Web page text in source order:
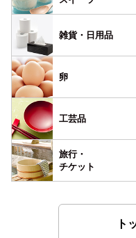
雑貨・ 日用品
卵
工芸品
旅行・
チケット
ト